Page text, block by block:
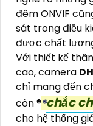
đêm ONVIF
sát trong điều
được chất
Với thiết kế
cao, camera
chỉ mang đến
còn ®️®️chắc
cho hệ thống